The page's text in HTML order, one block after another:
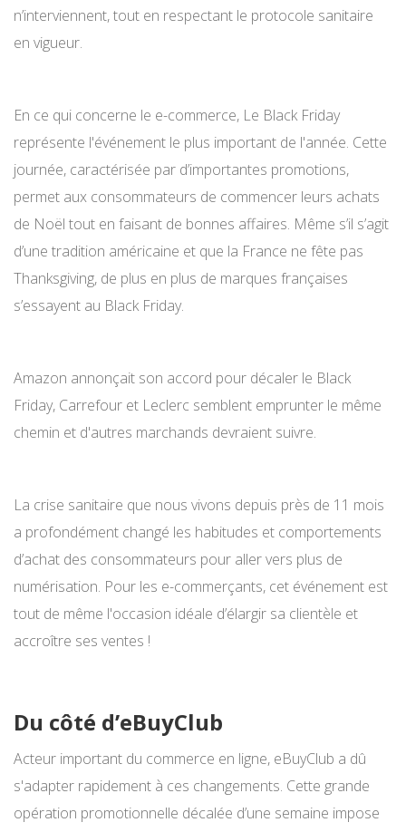
n’interviennent, tout en respectant le protocole sanitaire
en vigueur.
En ce qui concerne le e-commerce, Le Black Friday
représente l'événement le plus important de l'année. Cette
journée, caractérisée par d’importantes promotions,
permet aux consommateurs de commencer leurs achats
de Noël tout en faisant de bonnes affaires. Même s’il s’agit
d’une tradition américaine et que la France ne fête pas
Thanksgiving, de plus en plus de marques françaises
s’essayent au Black Friday.
Amazon annonçait son accord pour décaler le Black
Friday, Carrefour et Leclerc semblent emprunter le même
chemin et d'autres marchands devraient suivre.
La crise sanitaire que nous vivons depuis près de 11 mois
a profondément changé les habitudes et comportements
d’achat des consommateurs pour aller vers plus de
numérisation. Pour les e-commerçants, cet événement est
tout de même l'occasion idéale d’élargir sa clientèle et
accroître ses ventes !
Du côté d’eBuyClub
Acteur important du commerce en ligne, eBuyClub a dû
s'adapter rapidement à ces changements. Cette grande
opération promotionnelle décalée d’une semaine impose